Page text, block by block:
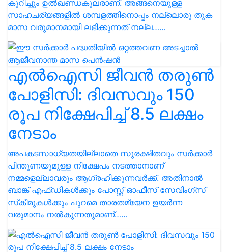
കുറിച്ചും ഉൽഖണ്ഡകുലരാണ്. അങ്ങനെയുള്ള
സാഹചര്യങ്ങളിൽ ശമ്പളത്തിനൊപ്പം നല്ലൊരു തുക
മാസ വരുമാന‌മായി ലഭിക്കുന്നത് നല്ല……
എൽഐസി ജീവന്‍ തരുണ്‍
പോളിസി: ദിവസവും 150
രൂപ നിക്ഷേപിച്ച് 8.5 ലക്ഷം
നേടാം
അപകടസാധ്യതയില്ലാതെ സുരക്ഷിതവും സർക്കാർ
പിന്തുണയുമുള്ള നിക്ഷേപം നടത്താനാണ്
നമ്മളെല്ലാവരും ആഗ്രഹിക്കുന്നവര്‍ക്ക്. അതിനാൽ
ബാങ്ക് എഫ്ഡികള്‍ക്കും പോസ്റ്റ് ഓഫീസ് സേവിംഗ്‌സ്
സ്‌കീമുകള്‍ക്കും പുറമെ താരതമ്യേന ഉയര്‍ന്ന
വരുമാനം നല്‍കുന്നതുമാണ്……